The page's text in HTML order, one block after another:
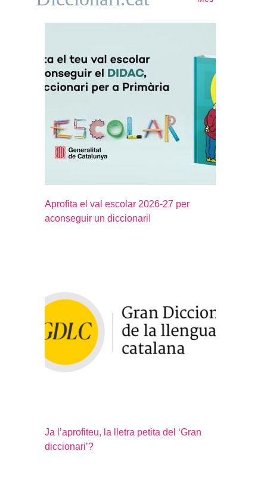
Aprofita el val escolar 2026-27 per
aconseguir un diccionari!
Ja l’aprofiteu, la lletra petita del ‘Gran
diccionari’?